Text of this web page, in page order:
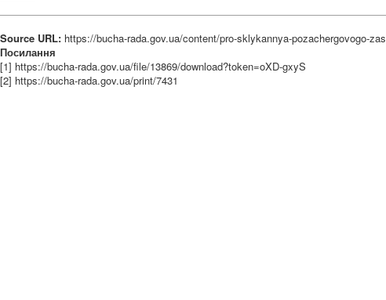
Source URL: https://bucha-rada.gov.ua/content/pro-sklykannya-pozachergovogo-
Посилання
[1] https://bucha-rada.gov.ua/file/13869/download?token=oXD-gxyS
[2] https://bucha-rada.gov.ua/print/7431